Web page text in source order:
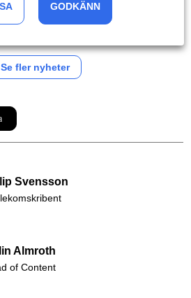
privata 4G- och 5G-nätverk i världen
Se fler nyheter
Svensson
Almroth
of Content
GODKÄNN